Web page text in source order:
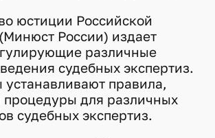
юстиции Российской
России) издает
различные
судебных экспертиз.
устанавливают правила,
процедуры для различных
судебных экспертиз.